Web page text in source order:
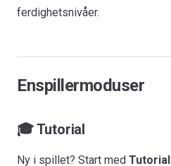
ferdighetsnivåer.
Enspillermoduser
🎓 Tutorial
Ny i spillet? Start med Tutorial